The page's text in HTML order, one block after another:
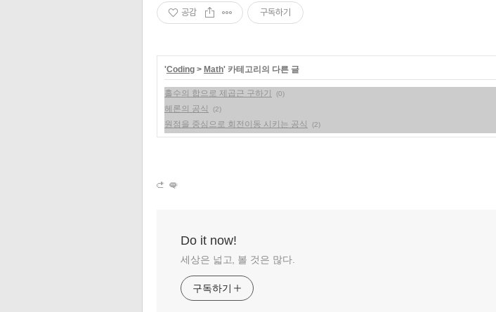
공감 구독하기
'Coding > Math' 카테고리의 다른 글
홀수의 합으로 제곱근 구하기 (0)
헤론의 공식 (2)
원점을 중심으로 회전이동 시키는 공식 (2)
Do it now!
세상은 넓고, 볼 것은 많다.
구독하기